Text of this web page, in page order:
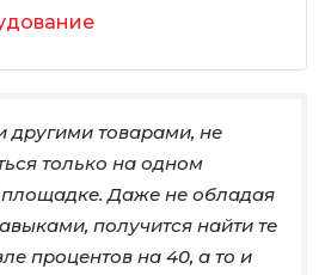
другими товарами, не
только на одном
Даже не обладая
получится найти те
процентов на 40, а то и